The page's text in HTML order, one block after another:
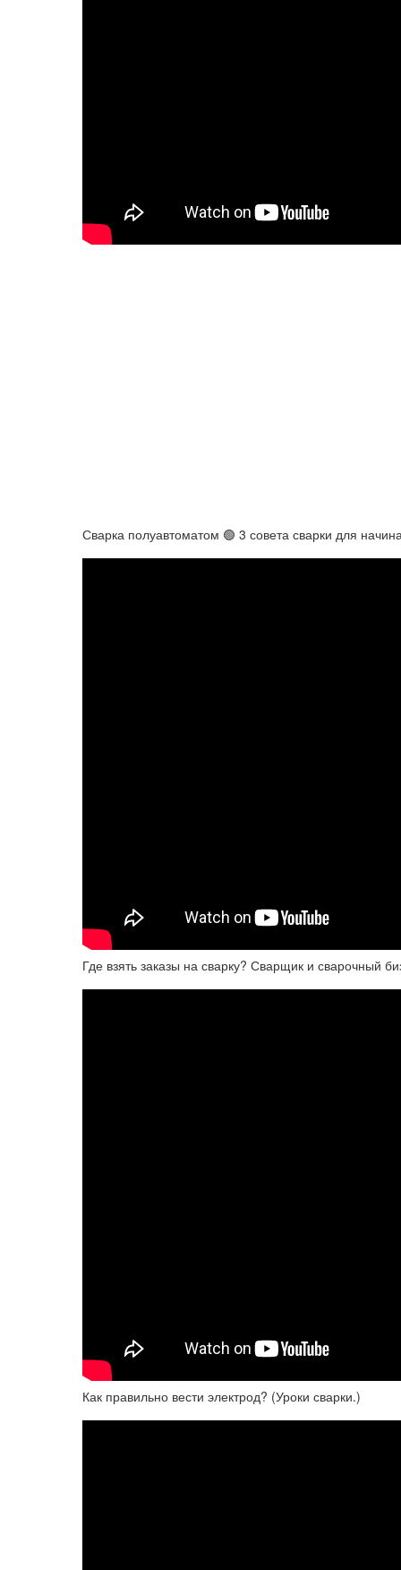
Сварка полуавтоматом 🟢 3 совета сварки для
Где взять заказы на сварку? Сварщик и сварочный
Как правильно вести электрод? (Уроки сварки.)